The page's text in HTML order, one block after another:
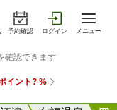
予約確認 ログイン メニュー